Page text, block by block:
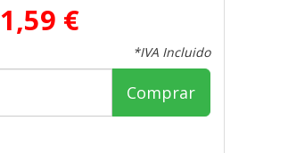
1,59 €
*IVA Incluido
Comprar